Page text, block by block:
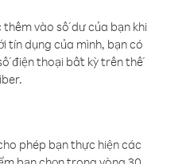
vào số dư của bạn khi
tín dụng của mình, bạn có
điện thoại bất kỳ trên thế
phép bạn thực hiện các